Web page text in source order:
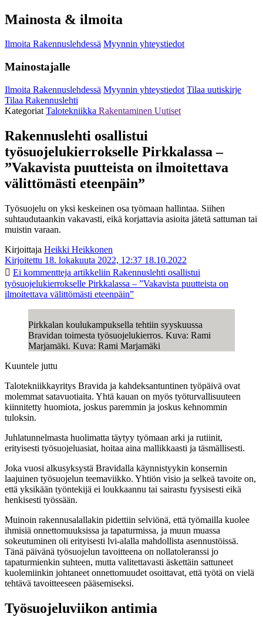
Mainosta & ilmoita
Ilmoita Rakennuslehdessä Myynnin yhteystiedot
Mainostajalle
Ilmoita Rakennuslehdessä Myynnin yhteystiedot Tilaa uutiskirje
Tilaa Rakennuslehti
Kategoriat Talotekniikka Rakentaminen Uutiset
Rakennuslehti osallistui
työsuojelukierrokselle Pirkkalassa –
”Vakavista puutteista on ilmoitettava
välittömästi eteenpäin”
Työsuojelu on yksi keskeinen osa työmaan hallintaa. Siihen
suhtaudutaankin vakavasti, eikä korjattavia asioita jätetä sattuman tai
muistin varaan.
Kirjoittaja Heikki Heikkonen
Kirjoitettu 18. lokakuuta 2022, 12:37 18.10.2022
Ei kommentteja artikkeliin Rakennuslehti osallistui
työsuojelukierrokselle Pirkkalassa – ”Vakavista puutteista on
ilmoitettava välittömästi eteenpäin”
Pirkkalan koulukampuksella tehtiin syyskuussa
Bravidan toimesta työsuojelukierros. Kuva: Rami
Marjamäki. Kuva: Rami Marjamäki
Kuuntele juttu
Talotekniikkayritys Bravida ja kahdeksantuntinen työpäivä ovat
molemmat satavuotiaita. Yhtä kauan on myös työturvallisuuteen
kiinnitetty huomiota, joskus paremmin ja joskus kehnommin
tuloksin.
Juhlatunnelmasta huolimatta täytyy työmaan arki ja rutiinit,
erityisesti työsuojeluasiat, hoitaa aina mallikkaasti ja täsmällisesti.
Joka vuosi alkusyksystä Bravidalla käynnistyykin konsernin
laajuinen työsuojelun teemaviikko. Yhtiön visio ja selkeä tavoite on,
että yksikään työntekijä ei loukkaannu tai sairastu fyysisesti eikä
henkisesti työssään.
Muinoin rakennusalallakin pidettiin selviönä, että työmailla kuolee
ihmisiä onnettomuuksissa ja tapaturmissa, ja muun muassa
sokeutuminen oli erityisesti lvi-alalla mahdollista asennustöissä.
Tänä päivänä työsuojelun tavoitteena on nollatoleranssi jo
tapaturmienkin suhteen, mutta valitettavasti äskettäin sattuneet
kuolemiinkin johtaneet onnettomuudet osoittavat, että työtä on vielä
tehtävä tavoitteeseen pääsemiseksi.
Työsuojeluviikon antimia